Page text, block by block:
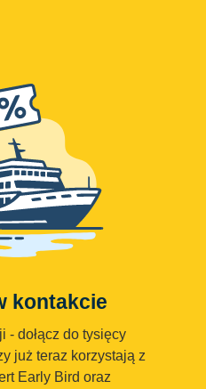
kontakcie
- dołącz do tysięcy
już teraz korzystają z
Early Bird oraz